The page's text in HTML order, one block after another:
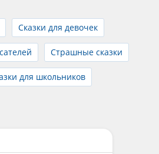
Сказки для девочек
Страшные сказки
для школьников